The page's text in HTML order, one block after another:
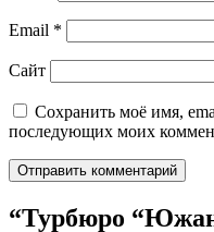
Email *
Сайт
Сохранить моё имя,
последующих моих
“Турбюро